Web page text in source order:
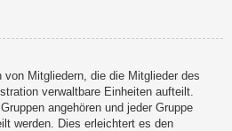
von Mitgliedern, die die Mitglieder des
verwaltbare Einheiten aufteilt.
angehören und jeder Gruppe
werden. Dies erleichtert es den